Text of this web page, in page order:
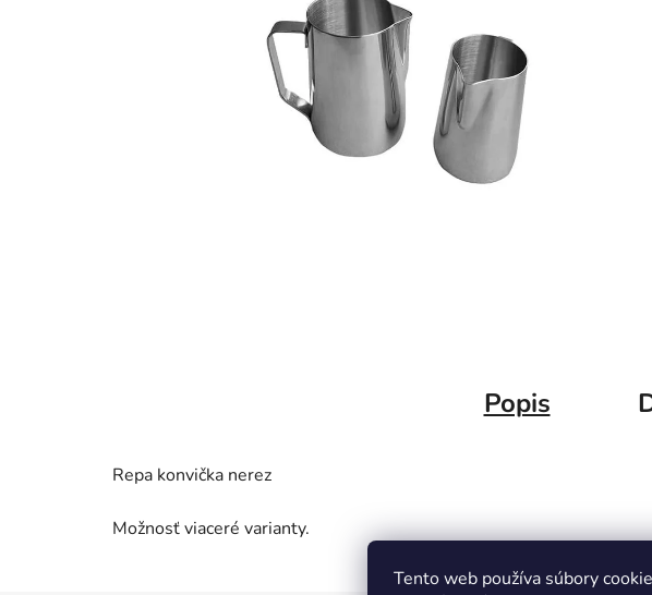
Tento web používa súbory
Popis
Repa konvička nerez
Možnosť viaceré varianty.